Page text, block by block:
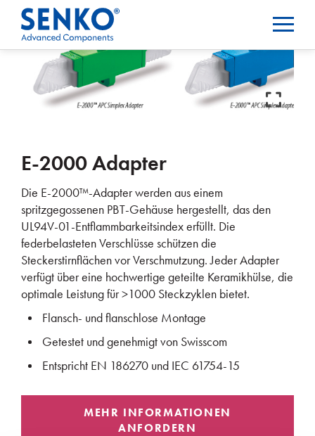
E-2000 Adapter
Die E-2000™-Adapter werden aus einem
spritzgegossenen PBT-Gehäuse hergestellt, das den
UL94V-01-Entflammbarkeitsindex erfüllt. Die
federbelasteten Verschlüsse schützen die
Steckerstirnflächen vor Verschmutzung. Jeder Adapter
verfügt über eine hochwertige geteilte Keramikhülse, die
optimale Leistung für >1000 Steckzyklen bietet.
Flansch- und flanschlose Montage
Getestet und genehmigt von Swisscom
Entspricht EN 186270 und IEC 61754-15
MEHR INFORMATIONEN
ANFORDERN